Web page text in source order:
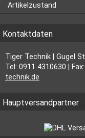
Artikelzustand
Kontaktdaten
Tiger Technik | Gugel
Tel: 0911 4310630 |
technik.de
Hauptversandpartner